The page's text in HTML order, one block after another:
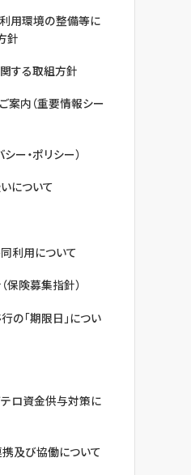
用環境の整備等に
針
する取組方針
案内（重要情報シー
ー・ポリシー）
について
利用について
保険募集指針）
の「期限日」につい
テロ資金供与対策に
及び協働について